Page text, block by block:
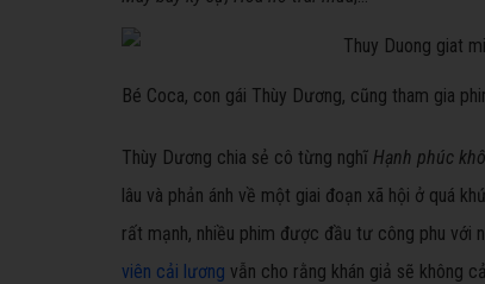
Bé Coca, con gái Thùy Dương, cũng tham gia
Thùy Dương chia sẻ cô từng nghĩ Hạnh phúc
lâu và phản ánh về một giai đoạn xã hội ở quá
rất mạnh, nhiều phim được đầu tư công phu với
viên cải lương vẫn cho rằng khán giả sẽ không